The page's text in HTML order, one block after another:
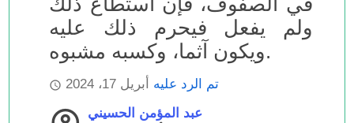
ولم يفعل فيحرم ذلك عليه
ويكون آثما، وكسبه مشبوه.
تم الرد عليه
أبريل 17، 2024
عبد المؤمن الحسيني